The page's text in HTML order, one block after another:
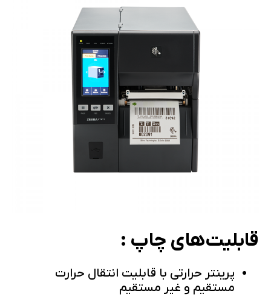
قابلیت‌های چاپ :
پرینتر حرارتی با قابلیت انتقال حرارت
مستقیم و غیر مستقیم